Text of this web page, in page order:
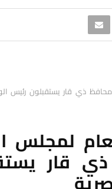
ذي قار يستقبلون رئيس
لمجلس
قار